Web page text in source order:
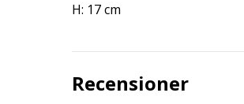
H: 17 cm
Recensioner